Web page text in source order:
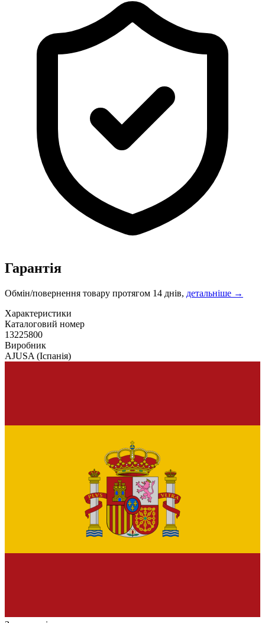
Гарантія
Обмін/повернення товару протягом 14 днів, детальніше →
Характеристики
Каталоговий номер
13225800
Виробник
AJUSA (Іспанія)